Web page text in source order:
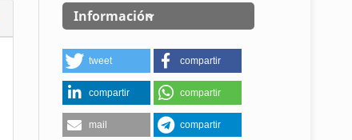
Información
tweet compartir
compartir compartir
mail compartir